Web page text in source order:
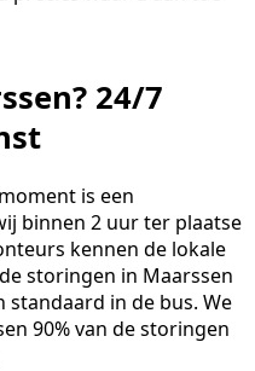
24/7
is een
binnen 2 uur ter plaatse
kennen de lokale
storingen in Maarssen
in de bus. We
90% van de storingen